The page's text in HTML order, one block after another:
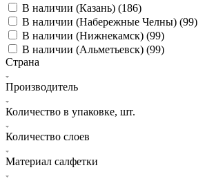
В наличии (Казань) (186)
В наличии (Набережные Челны) (99)
В наличии (Нижнекамск) (99)
В наличии (Альметьевск) (99)
Страна
Производитель
Количество в упаковке, шт.
Количество слоев
Материал салфетки